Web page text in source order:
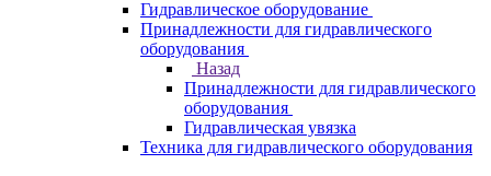
Гидравлическое оборудование
Принадлежности для гидравлического
оборудования
Назад
Принадлежности для гидравлического
оборудования
Гидравлическая увязка
Техника для гидравлического оборудования